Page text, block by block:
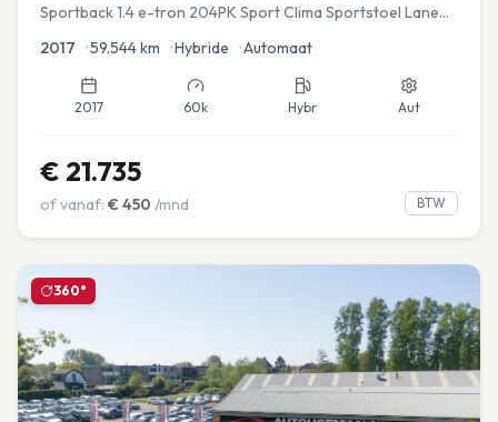
Sportback 1.4 e-tron 204PK Sport Clima Sportstoel Lane
2017 •59.544km •Hybride •Automaat
2017 60k Hybr Aut
€ 21.735
of vanaf: € 450 /mnd BTW
360°